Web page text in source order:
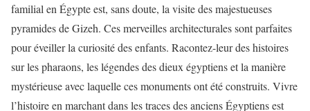
familial en Égypte est, sans doute, la visite des majestueuses
pyramides de Gizeh. Ces merveilles architecturales sont parfaites
pour éveiller la curiosité des enfants. Racontez-leur des histoires
sur les pharaons, les légendes des dieux égyptiens et la manière
mystérieuse avec laquelle ces monuments ont été construits. Vivre
l’histoire en marchant dans les traces des anciens Égyptiens est